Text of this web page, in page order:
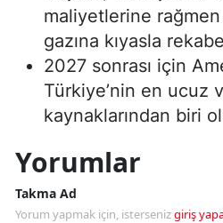
maliyetlerine rağmen
gazına kıyasla
2027 sonrası için
Türkiye’nin en ucuz
kaynaklarından biri
Yorumlar
Takma Ad
Yorum yapmak için, istersenizgiriş